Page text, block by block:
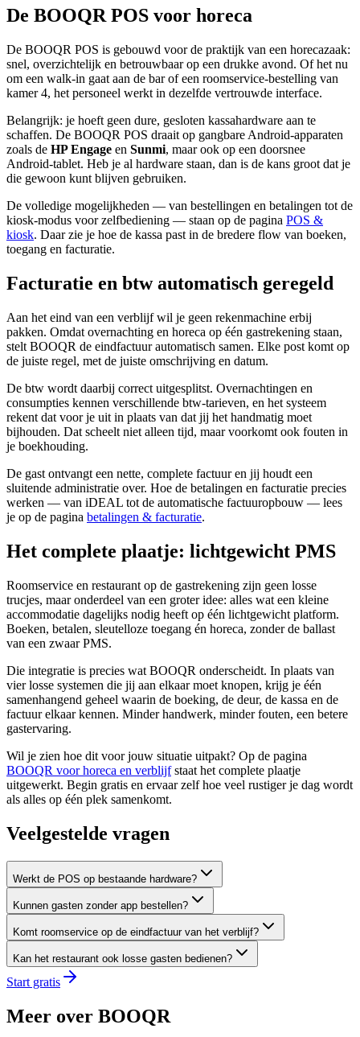
De BOOQR POS voor horeca
De BOOQR POS is gebouwd voor de praktijk van een horecazaak:
snel, overzichtelijk en betrouwbaar op een drukke avond. Of het nu
om een walk-in gaat aan de bar of een roomservice-bestelling van
kamer 4, het personeel werkt in dezelfde vertrouwde interface.
Belangrijk: je hoeft geen dure, gesloten kassahardware aan te
schaffen. De BOOQR POS draait op gangbare Android-apparaten
zoals de HP Engage en Sunmi, maar ook op een doorsnee
Android-tablet. Heb je al hardware staan, dan is de kans groot dat je
die gewoon kunt blijven gebruiken.
De volledige mogelijkheden — van bestellingen en betalingen tot de
kiosk-modus voor zelfbediening — staan op de pagina POS &
kiosk. Daar zie je hoe de kassa past in de bredere flow van boeken,
toegang en facturatie.
Facturatie en btw automatisch geregeld
Aan het eind van een verblijf wil je geen rekenmachine erbij
pakken. Omdat overnachting en horeca op één gastrekening staan,
stelt BOOQR de eindfactuur automatisch samen. Elke post komt op
de juiste regel, met de juiste omschrijving en datum.
De btw wordt daarbij correct uitgesplitst. Overnachtingen en
consumpties kennen verschillende btw-tarieven, en het systeem
rekent dat voor je uit in plaats van dat jij het handmatig moet
bijhouden. Dat scheelt niet alleen tijd, maar voorkomt ook fouten in
je boekhouding.
De gast ontvangt een nette, complete factuur en jij houdt een
sluitende administratie over. Hoe de betalingen en facturatie precies
werken — van iDEAL tot de automatische factuuropbouw — lees
je op de pagina betalingen & facturatie.
Het complete plaatje: lichtgewicht PMS
Roomservice en restaurant op de gastrekening zijn geen losse
trucjes, maar onderdeel van een groter idee: alles wat een kleine
accommodatie dagelijks nodig heeft op één lichtgewicht platform.
Boeken, betalen, sleutelloze toegang én horeca, zonder de ballast
van een zwaar PMS.
Die integratie is precies wat BOOQR onderscheidt. In plaats van
vier losse systemen die jij aan elkaar moet knopen, krijg je één
samenhangend geheel waarin de boeking, de deur, de kassa en de
factuur elkaar kennen. Minder handwerk, minder fouten, een betere
gastervaring.
Wil je zien hoe dit voor jouw situatie uitpakt? Op de pagina
BOOQR voor horeca en verblijfstaat het complete plaatje
uitgewerkt. Begin gratis en ervaar zelf hoe veel rustiger je dag wordt
als alles op één plek samenkomt.
Veelgestelde vragen
Werkt de POS op bestaande hardware?
Kunnen gasten zonder app bestellen?
Komt roomservice op de eindfactuur van het verblijf?
Kan het restaurant ook losse gasten bedienen?
Start gratis
Meer over BOOQR